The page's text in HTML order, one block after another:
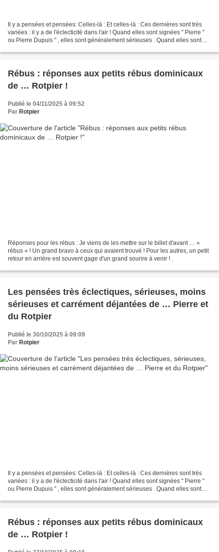
Il y a pensées et pensées: Celles-là : Et celles-là : Ces dernières sont très
variées : il y a de l'éclecticité dans l'air ! Quand elles sont signées " Pierre "
ou Pierre Dupuis " , elles sont généralement sérieuses . Quand elles sont
Rébus : réponses aux petits rébus dominicaux
de … Rotpier !
Publié le 04/11/2025 à 09:52
Par Rotpier
Réponses pour les rébus : Je viens de les mettre sur le billet d'avant … «
rébus » ! Un grand bravo à ceux qui avaient trouvé ! Pour les autres, un petit
retour en arrière est souvent gage d'un grand sourire à venir ! .
Les pensées très éclectiques, sérieuses, moins
sérieuses et carrément déjantées de … Pierre et
du Rotpier
Publié le 30/10/2025 à 09:09
Par Rotpier
Il y a pensées et pensées: Celles-là : Et celles-là : Ces dernières sont très
variées : il y a de l'éclecticité dans l'air ! Quand elles sont signées " Pierre "
ou Pierre Dupuis " , elles sont généralement sérieuses . Quand elles sont
Rébus : réponses aux petits rébus dominicaux
de … Rotpier !